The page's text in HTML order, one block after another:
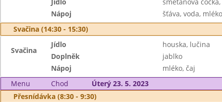
Nápoj
šťáva, voda, mléko
Svačina (14:30 - 15:30)
Svačina
Jídlo
houska, lučina
Doplněk
jablko
Nápoj
mléko, čaj
Menu
Chod
Úterý 23. 5. 2023
Přesnídávka (8:30 - 9:30)